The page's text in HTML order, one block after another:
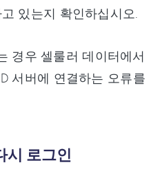
있는지 확인하십시오.
경우 셀룰러 데이터에서
서버에 연결하는 오류를
시 로그인